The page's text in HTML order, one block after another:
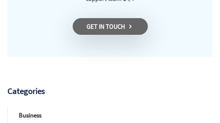
GET IN TOUCH
Categories
Business